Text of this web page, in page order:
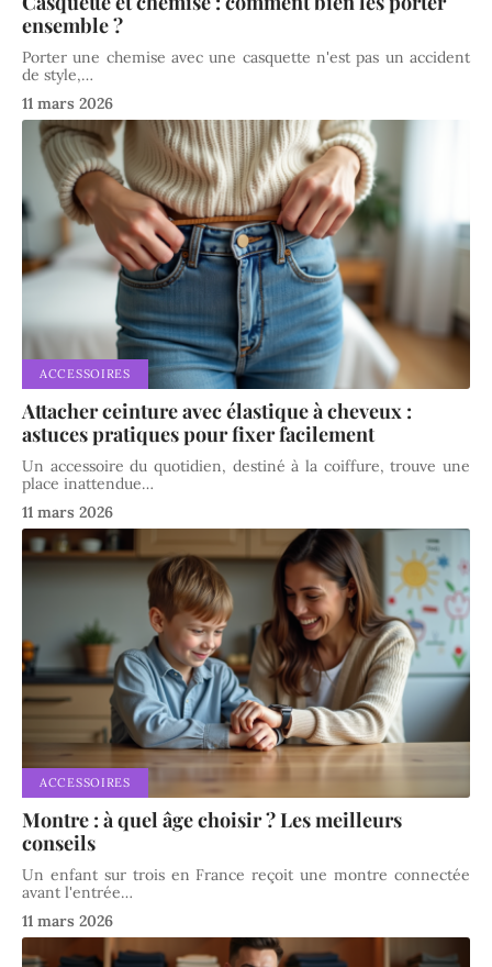
ensemble ?
Porter une chemise avec une casquette n'est pas un accident
de style,…
11 mars 2026
ACCESSOIRES
Attacher ceinture avec élastique à cheveux :
astuces pratiques pour fixer facilement
Un accessoire du quotidien, destiné à la coiffure, trouve une
place inattendue…
11 mars 2026
ACCESSOIRES
Montre : à quel âge choisir ? Les meilleurs
conseils
Un enfant sur trois en France reçoit une montre connectée
avant l'entrée…
11 mars 2026